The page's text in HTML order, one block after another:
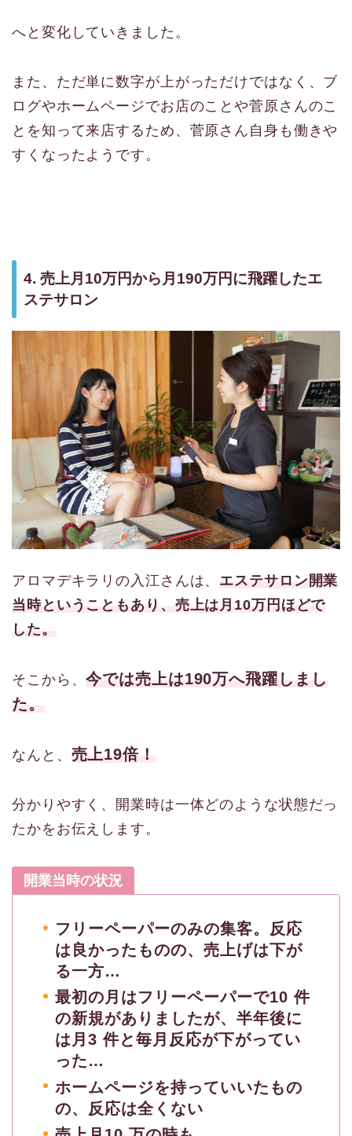
へと変化していきました。
また、ただ単に数字が上がっただけではなく、ブ
ログやホームページでお店のことや菅原さんのこ
とを知って来店するため、菅原さん自身も働きや
すくなったようです。
4. 売上月10万円から月190万円に飛躍したエ
ステサロン
アロマデキラリの入江さんは、 エステサロン開業
当時ということもあり、売上は月10万円ほどで
した。
そこから、今では売上は190万へ飛躍しまし
た。
なんと、 売上19倍！
分かりやすく、開業時は一体どのような状態だっ
たかをお伝えします。
開業当時の状況
フリーペーパーのみの集客。反応
は良かったものの、売上げは下が
る一方…
最初の月はフリーペーパーで10 件
の新規がありましたが、半年後に
は月3 件と毎月反応が下がってい
った…
ホームページを持っていいたもの
の、反応は全くない